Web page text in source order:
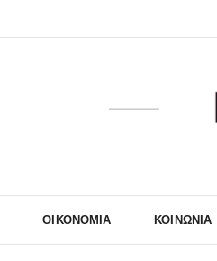
ΟΙΚΟΝΟΜΊΑ ΚΟΙΝΩΝΊΑ